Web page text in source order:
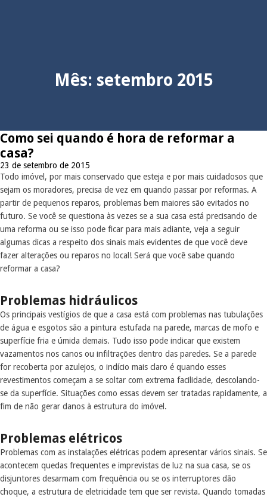
Mês: setembro 2015
Como sei quando é hora de reformar a
casa?
23 de setembro de 2015
Todo imóvel, por mais conservado que esteja e por mais cuidadosos que
sejam os moradores, precisa de vez em quando passar por reformas. A
partir de pequenos reparos, problemas bem maiores são evitados no
futuro. Se você se questiona às vezes se a sua casa está precisando de
uma reforma ou se isso pode ficar para mais adiante, veja a seguir
algumas dicas a respeito dos sinais mais evidentes de que você deve
fazer alterações ou reparos no local! Será que você sabe quando
reformar a casa?
Problemas hidráulicos
Os principais vestígios de que a casa está com problemas nas tubulações
de água e esgotos são a pintura estufada na parede, marcas de mofo e
superfície fria e úmida demais. Tudo isso pode indicar que existem
vazamentos nos canos ou infiltrações dentro das paredes. Se a parede
for recoberta por azulejos, o indício mais claro é quando esses
revestimentos começam a se soltar com extrema facilidade, descolando-
se da superfície. Situações como essas devem ser tratadas rapidamente, a
fim de não gerar danos à estrutura do imóvel.
Problemas elétricos
Problemas com as instalações elétricas podem apresentar vários sinais. Se
acontecem quedas frequentes e imprevistas de luz na sua casa, se os
disjuntores desarmam com frequência ou se os interruptores dão
choque, a estrutura de eletricidade tem que ser revista. Quando tomadas